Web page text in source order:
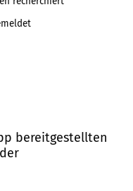
bereitgestellten